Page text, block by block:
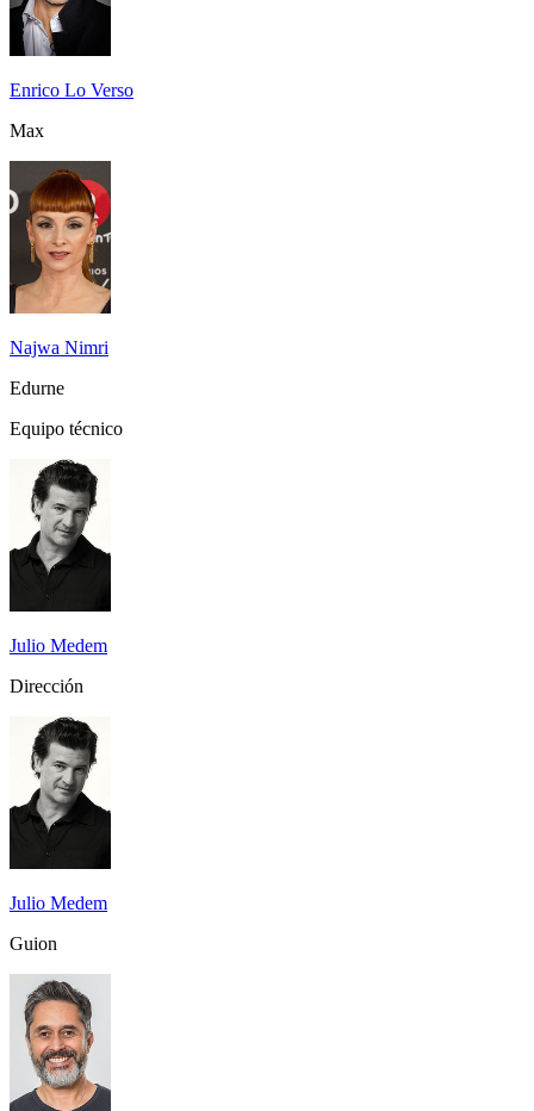
Enrico Lo Verso
Max
Najwa Nimri
Edurne
Equipo técnico
Julio Medem
Dirección
Julio Medem
Guion